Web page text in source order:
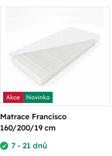
Akce
Novinka
Matrace Francisco
160/200/19 cm
7 - 21 dnů